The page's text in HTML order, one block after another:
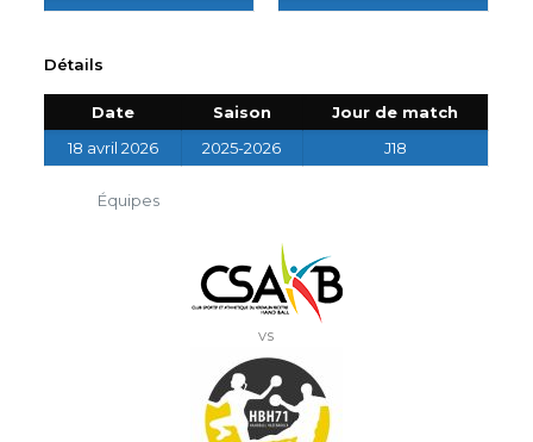
Détails
Date Saison
Jour de match
18 avril 2026
2025-2026 J18
Équipes
vs